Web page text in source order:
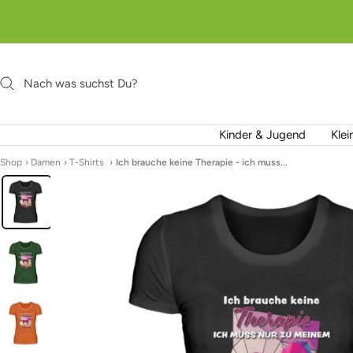
Inhalt
Kinder & Jugend
Shop › Damen › T-Shirts › Ich brauche keine Therapie - ich muss...